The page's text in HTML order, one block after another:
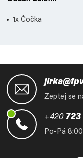
1x Čočka
Zeptej se
+420 723
Po-Pá